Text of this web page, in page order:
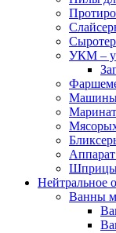
УКМ –
Машины
Шприцы
Нейтральное
Ванны